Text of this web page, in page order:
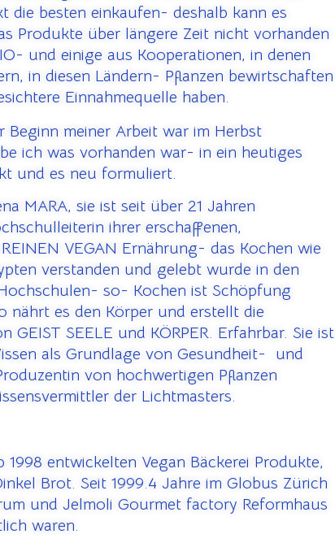
die besten einkaufen- deshalb kann es
Produkte über längere Zeit nicht vorhanden
und einige aus Kooperationen, in denen
in diesen Ländern- Pflanzen bewirtschaften
Einnahmequelle haben.
Beginn meiner Arbeit war im Herbst
ich was vorhanden war- in ein heutiges
und es neu formuliert.
MARA, sie ist seit über 21 Jahren
ihrer erschaffenen,
VEGAN Ernährung- das Kochen wie
verstanden und gelebt wurde in den
so- Kochen ist Schöpfung
nährt es den Körper und erstellt die
GEIST SEELE und KÖRPER. Erfahrbar. Sie ist
als Grundlage von Gesundheit- und
von hochwertigen Pflanzen
der Lichtmasters.
1998 entwickelten Vegan Bäckerei Produkte,
Brot. Seit 1999.4 Jahre im Globus Zürich
und Jelmoli Gourmet factory Reformhaus
waren.